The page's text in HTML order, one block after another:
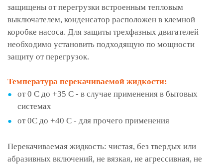
защищены от перегрузки встроенным тепловым
выключателем, конденсатор расположен в клемной
коробке насоса. Для защиты трехфазных двигателей
необходимо установить подходящую по мощности
защиту от перегрузок.
Температура перекачиваемой жидкости:
от 0 С до +35 С - в случае применения в бытовых
системах
от 0С до +40 С - для прочего применения
Перекачиваемая жидкость: чистая, без твердых или
абразивных включений, не вязкая, не агрессивная, не